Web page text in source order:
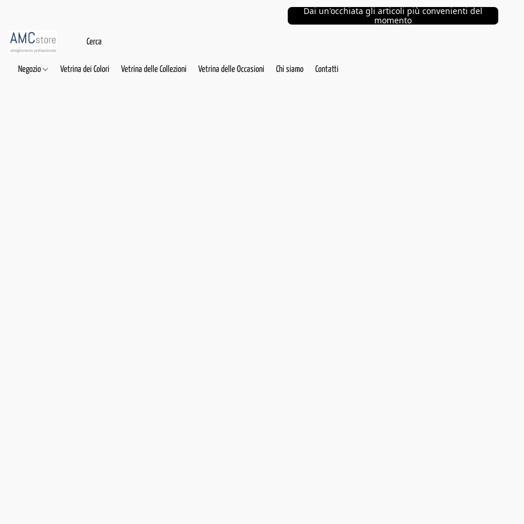
Dai un'occhiata gli articoli più convenienti del
momento
Negozio Vetrina dei Colori Vetrina delle Collezioni Vetrina delle Occasioni Chi siamo Contatti